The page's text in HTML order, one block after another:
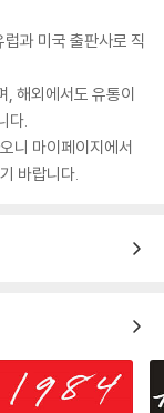
과 미국 출판사로 직
, 해외에서도 유통이
다.
니 마이페이지에서
바랍니다.